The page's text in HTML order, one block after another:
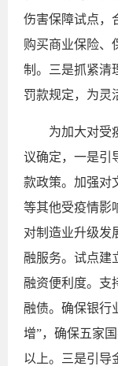
伤害保障试点，
购买商业保险、
制。三是抓紧清
罚款规定，为灵
为加大对受
议确定，一是引
款政策。加强对
等其他受疫情影
对制造业升级发
融服务。试点建
融资便利度。支
融债。确保银行
增”，确保五家
以上。三是引导